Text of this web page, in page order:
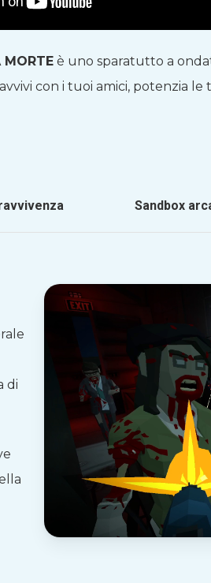
MORTE è uno sparatutto a
con i tuoi amici, potenzia
Sandbox
di